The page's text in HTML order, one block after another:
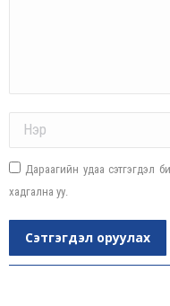
Дараагийн удаа сэтгэгдэл
хадгална уу.
Сэтгэгдэл оруулах